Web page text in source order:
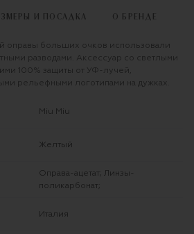
И ПОСАДКА О БРЕНДЕ
оправы больших очков использовали
разводами. Аксессуар со светлыми
100% защиты от УФ-лучей,
рельефными логотипами на дужках.
Miu Miu
Желтый
Оправа-ацетат; Линзы-
поликарбонат;
Италия